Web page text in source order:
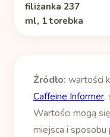
filiżanka 237
ml, 1 torebka
Źródło: wartości
Caffeine Informer,
Wartości mogą
miejsca i